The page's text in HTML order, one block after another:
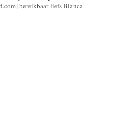
bereikbaar liefs Bianca